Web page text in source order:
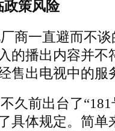
政策风险
商一直避而不
的播出内容并不
售出电视中的服
久前出台了
具体规定。简单